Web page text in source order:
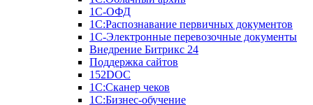
1С-ОФД
1С:Распознавание первичных документов
1С-Электронные перевозочные документы
Внедрение Битрикс 24
Поддержка сайтов
152DOC
1С:Сканер чеков
1С:Бизнес-обучение